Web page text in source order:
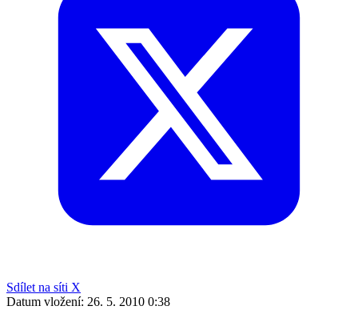
Sdílet na síti X
Datum vložení: 26. 5. 2010 0:38